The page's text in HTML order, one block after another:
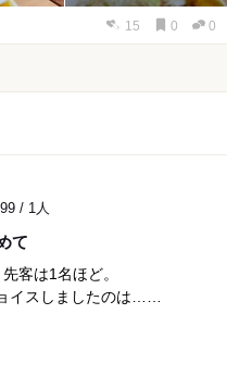
15 0 0
/ 1人
て
客は1名ほど。
イスしましたのは……